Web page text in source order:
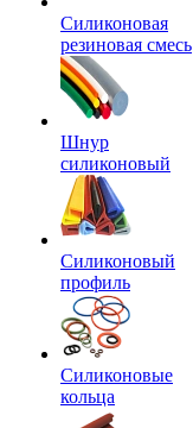
Силиконовая
резиновая смесь
Шнур
силиконовый
Силиконовый
профиль
Силиконовые
кольца